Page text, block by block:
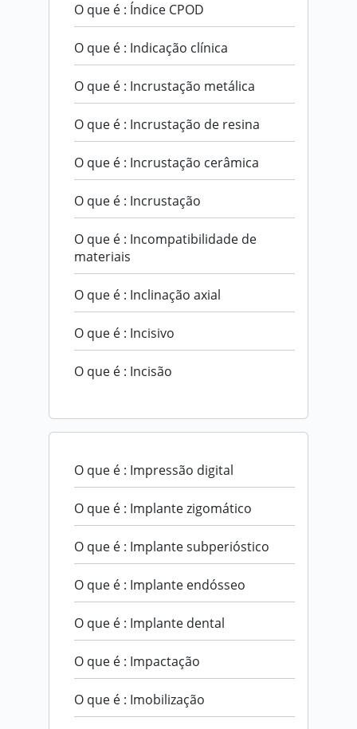
O que é : Índice CPOD
O que é : Indicação clínica
O que é : Incrustação metálica
O que é : Incrustação de resina
O que é : Incrustação cerâmica
O que é : Incrustação
O que é : Incompatibilidade de
materiais
O que é : Inclinação axial
O que é : Incisivo
O que é : Incisão
O que é : Impressão digital
O que é : Implante zigomático
O que é : Implante subperióstico
O que é : Implante endósseo
O que é : Implante dental
O que é : Impactação
O que é : Imobilização